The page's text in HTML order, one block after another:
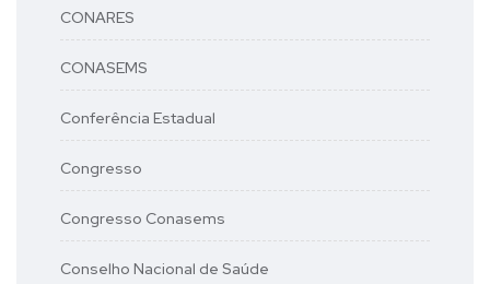
CONARES
CONASEMS
Conferência Estadual
Congresso
Congresso Conasems
Conselho Nacional de Saúde